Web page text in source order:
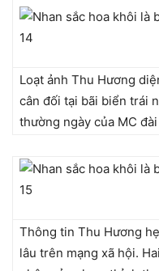
Loạt ảnh Thu Hương
cân đối tại bãi biển trái
thường ngày của MC
Thông tin Thu Hương
lâu trên mạng xã hội.